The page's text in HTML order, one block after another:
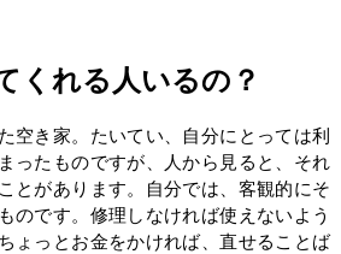
くれる人いるの？
空き家。たいてい、自分にとっては利
ったものですが、人から見ると、それ
とがあります。自分では、客観的にそ
のです。修理しなければ使えないよう
ょっとお金をかければ、直せることば